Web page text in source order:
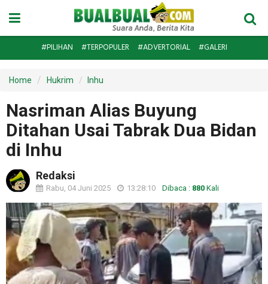
#PILIHAN #TERPOPULER #ADVERTORIAL #GALERI
Home Hukrim Inhu
Nasriman Alias Buyung
Ditahan Usai Tabrak Dua Bidan
di Inhu
Redaksi
Rabu, 04 Juni 2025 13:28:10 Dibaca : 880 Kali